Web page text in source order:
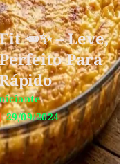
🥕✨ – Leve,
Para
29/09/2024